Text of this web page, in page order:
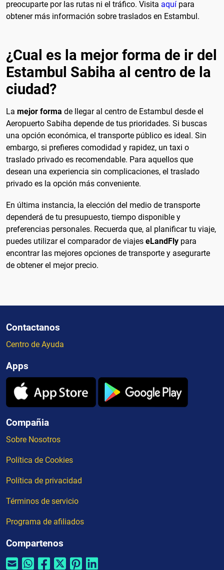
preocuparte por las rutas ni el tráfico. Visita aquí para
obtener más información sobre traslados en Estambul.
¿Cual es la mejor forma de ir del
Estambul Sabiha al centro de la
ciudad?
La mejor forma de llegar al centro de Estambul desde el
Aeropuerto Sabiha depende de tus prioridades. Si buscas
una opción económica, el transporte público es ideal. Sin
embargo, si prefieres comodidad y rapidez, un taxi o
traslado privado es recomendable. Para aquellos que
desean una experiencia sin complicaciones, el traslado
privado es la opción más conveniente.
En última instancia, la elección del medio de transporte
dependerá de tu presupuesto, tiempo disponible y
preferencias personales. Recuerda que, al planificar tu viaje,
puedes utilizar el comparador de viajes eLandFly para
encontrar las mejores opciones de transporte y asegurarte
de obtener el mejor precio.
Contactanos
Centro de Ayuda
Apps
Compañia
Sobre Nosotros
Política de Cookies
Política de privacidad
Términos de servicio
Programa de afiliados
Compartenos